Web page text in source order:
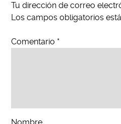
Tu dirección de correo
Los campos obligatorios
Comentario *